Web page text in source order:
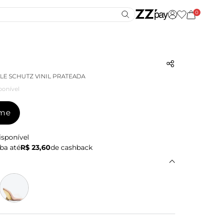
0
SCHUTZ VINIL PRATEADA
atéR$ 23,60de cashback